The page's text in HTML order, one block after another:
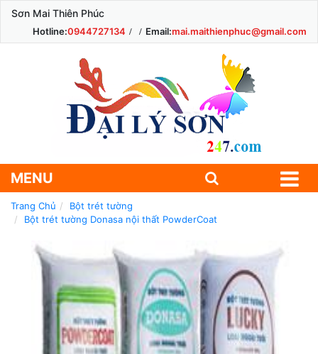
Sơn Mai Thiên Phúc
Hotline:0944727134 Email:mai.maithienphuc@gmail.com
MENU
Trang Chủ
Bột trét tường
Bột trét tường Donasa nội thất PowderCoat